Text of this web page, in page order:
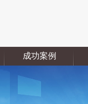
成功案例